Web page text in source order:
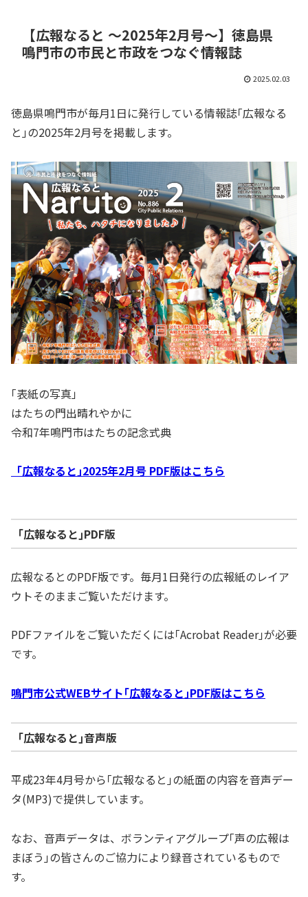
【広報なると ～2025年2月号～】徳島県
鳴門市の市民と市政をつなぐ情報誌
2025.02.03
徳島県鳴門市が毎月1日に発行している情報誌｢広報なる
と｣の2025年2月号を掲載します。
｢表紙の写真」
はたちの門出晴れやかに
令和7年鳴門市はたちの記念式典
「広報なると｣2025年2月号 PDF版はこちら
｢広報なると｣PDF版
広報なるとのPDF版です。毎月1日発行の広報紙のレイア
ウトそのままご覧いただけます。
PDFファイルをご覧いただくには｢Acrobat Reader｣が必要
です。
鳴門市公式WEBサイト｢広報なると｣PDF版はこちら
｢広報なると｣音声版
平成23年4月号から｢広報なると｣の紙面の内容を音声デー
タ(MP3)で提供しています。
なお、音声データは、ボランティアグループ｢声の広報は
まぼう｣の皆さんのご協力により録音されているもので
す。